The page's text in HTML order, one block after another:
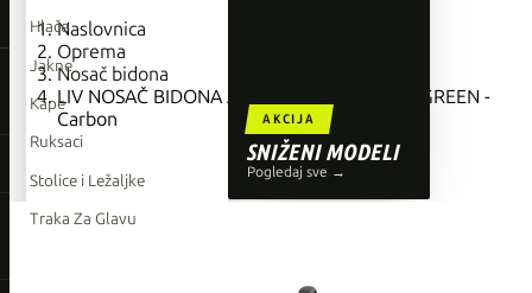
Giant
Orbea
Liv
Shimano
Wahoo
AKCIJA
SNIŽENI MODELI
Pogledaj sve →
Hlače
Jakne
Kape
Ruksaci
Stolice i Ležaljke
Traka Za Glavu
Naslovnica
Oprema
Nosač bidona
LIV NOSAČ BIDONA AIRWAY BLK/PURPLE /GREEN -
Carbon